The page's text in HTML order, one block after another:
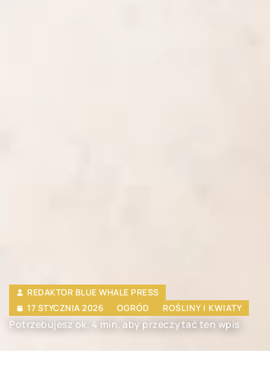
REDAKTOR BLUE WHALE PRESS
17 STYCZNIA 2026
OGRÓD ROŚLINY I KWIATY
Potrzebujesz ok. 4 min. aby przeczytać ten wpis